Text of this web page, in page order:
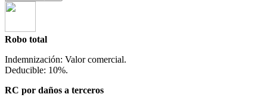
Robo total
Indemnización: Valor comercial.
Deducible: 10%.
RC por daños a terceros